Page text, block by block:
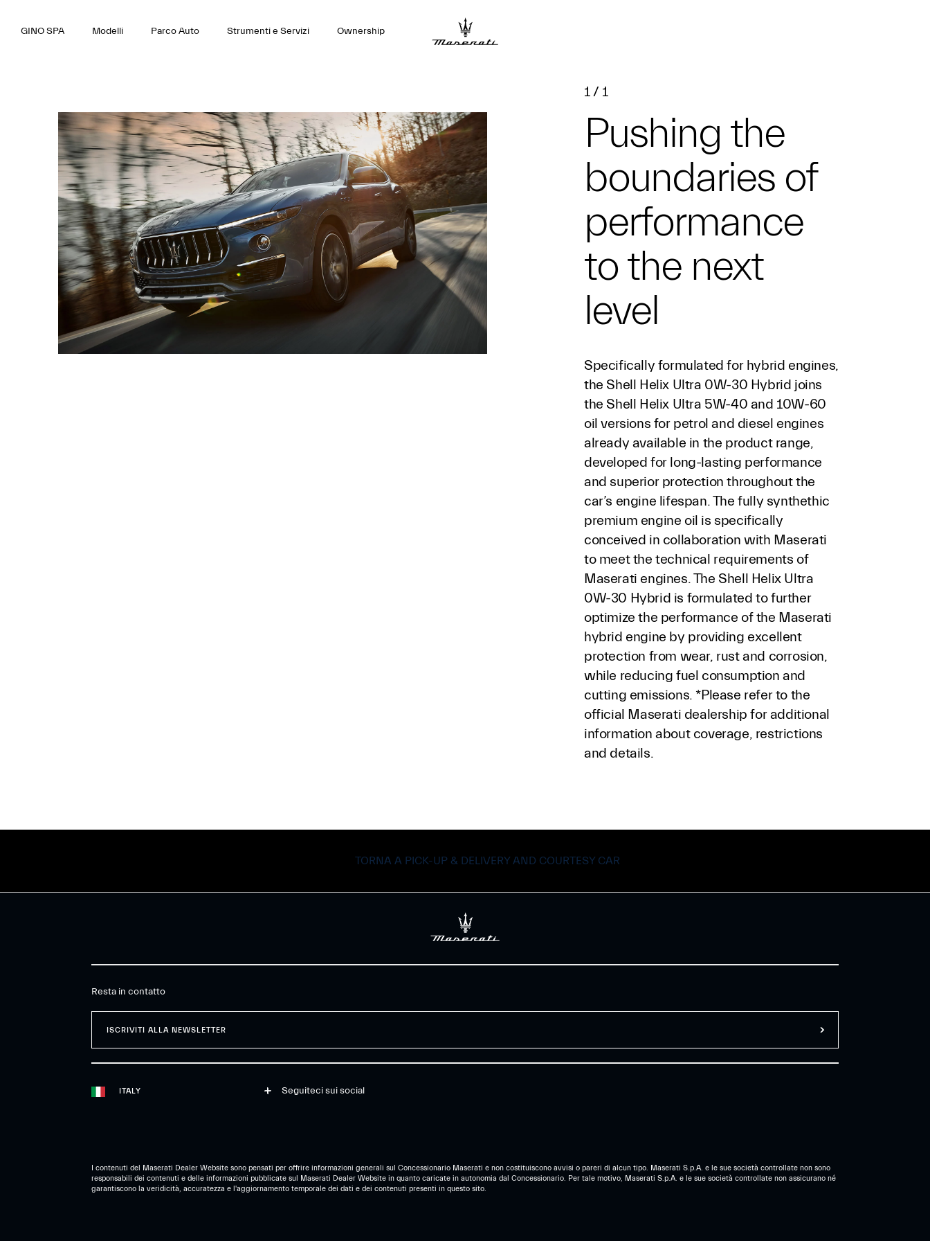
GINO SPA Modelli Parco Auto Strumenti e Servizi Ownership
1 / 1
Pushing the
boundaries of
performance
to the next
level
Specifically formulated for hybrid engines,
the Shell Helix Ultra 0W-30 Hybrid joins
the Shell Helix Ultra 5W-40 and 10W-60
oil versions for petrol and diesel engines
already available in the product range,
developed for long-lasting performance
and superior protection throughout the
car’s engine lifespan. The fully synthethic
premium engine oil is specifically
conceived in collaboration with Maserati
to meet the technical requirements of
Maserati engines. The Shell Helix Ultra
0W-30 Hybrid is formulated to further
optimize the performance of the Maserati
hybrid engine by providing excellent
protection from wear, rust and corrosion,
while reducing fuel consumption and
cutting emissions. *Please refer to the
official Maserati dealership for additional
information about coverage, restrictions
and details.
TORNA A PICK-UP & DELIVERY AND COURTESY CAR
Resta in contatto
ISCRIVITI ALLA NEWSLETTER
ITALY Seguiteci sui social
I contenuti del Maserati Dealer Website sono pensati per offrire informazioni generali sul Concessionario Maserati e non costituiscono avvisi o pareri di alcun tipo. Maserati S.p.A. e le sue società controllate non sono
responsabili dei contenuti e delle informazioni pubblicate sul Maserati Dealer Website in quanto caricate in autonomia dal Concessionario. Per tale motivo, Maserati S.p.A. e le sue società controllate non assicurano né
garantiscono la veridicità, accuratezza e l'aggiornamento temporale dei dati e dei contenuti presenti in questo sito.